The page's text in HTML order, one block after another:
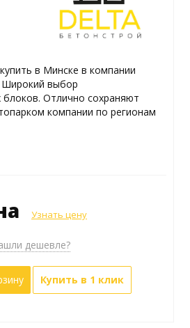
в Минске в компании
выбор
Отлично сохраняют
компании по регионам
Узнать цену
дешевле?
Купить в 1 клик